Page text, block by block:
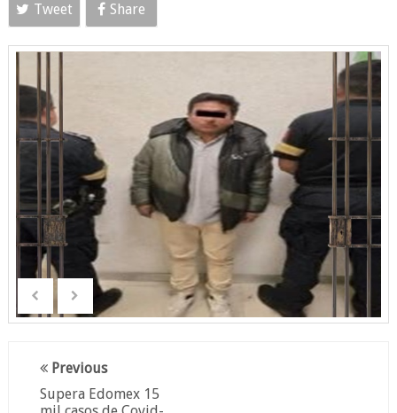
Tweet Share
Previous
Supera Edomex 15